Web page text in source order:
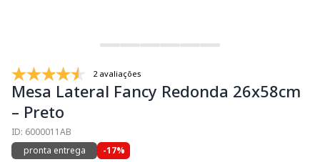
2 avaliações
Mesa Lateral Fancy Redonda 26x58cm
– Preto
ID: 6000011AB
pronta entrega
-17%